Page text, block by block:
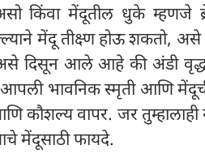
किंवा मेंदूतील धुके म्हणजे
मेंदू तीक्ष्ण होऊ शकतो,
दिसून आले आहे की अंडी वृद्ध
भावनिक स्मृती आणि
कौशल्य वापर. जर
मेंदूसाठी फायदे.